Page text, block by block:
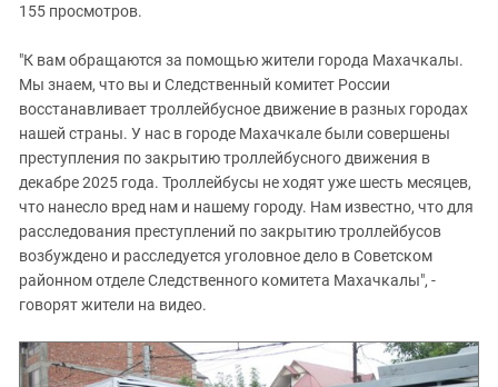
155 просмотров.
"К вам обращаются за помощью жители города Махачкалы.
Мы знаем, что вы и Следственный комитет России
восстанавливает троллейбусное движение в разных городах
нашей страны. У нас в городе Махачкале были совершены
преступления по закрытию троллейбусного движения в
декабре 2025 года. Троллейбусы не ходят уже шесть месяцев,
что нанесло вред нам и нашему городу. Нам известно, что для
расследования преступлений по закрытию троллейбусов
возбуждено и расследуется уголовное дело в Советском
районном отделе Следственного комитета Махачкалы", -
говорят жители на видео.